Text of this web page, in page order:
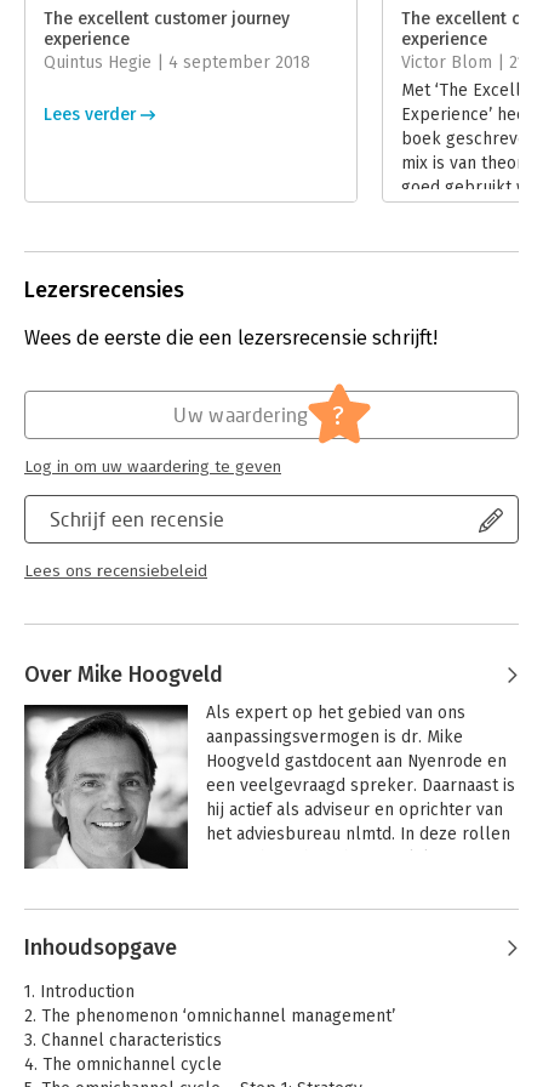
Uitgever:
Boom
Druk:
1
Verschijningsdatum:
12-7-2017
Hoofdrubriek:
The excellent customer journey
experience
Quintus Hegie | 4 september 2018
Lees verder
The excellent
experience
Victor Blom | 21
Met ‘The
Experience’
boek
mix is van
goed gebruikt
Lees verder
Lezersrecensies
Wees de eerste die een lezersrecensie schrijft!
Schrijf een recensie
Lees ons recensiebeleid
Uw waardering ?
Log in om uw waardering te geven
Over Mike Hoogveld
Als expert op het gebied van ons
aanpassingsvermogen is dr. Mike
Hoogveld gastdocent aan Nyenrode en
een veelgevraagd spreker. Daarnaast is
hij actief als adviseur en oprichter van
het adviesbureau nlmtd. In deze rollen
toekomstbestendig organiseren. Op
voor de dagelijkse praktijk.
Ook is hij auteur van diverse
bestsellers. Zijn recente boeken (Agile
Andere boeken door Mike Hoogveld
Inhoudsopgave
1. Introduction
2. The phenomenon ‘omnichannel management’
3. Channel characteristics
4. The omnichannel cycle